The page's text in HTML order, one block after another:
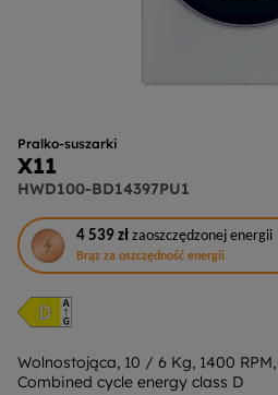
Pralko-suszarki
X11
HWD100-BD14397PU1
4 539 zł zaoszczędzonej energii
Brąz za oszczędność energii
To
działanie
otworzy
narzędzie
do
energii
Youreko.
Wolnostojąca, 10 / 6 Kg, 1400
Combined cycle energy class D